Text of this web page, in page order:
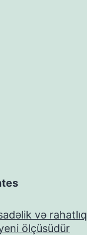
və rahatlıq
ölçüsüdür